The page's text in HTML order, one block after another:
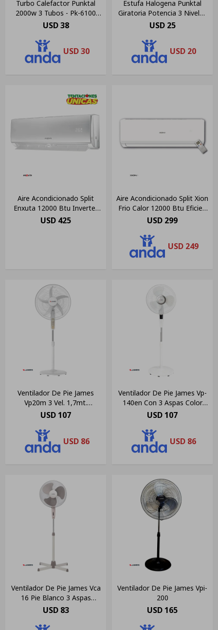
Turbo Calefactor Punktal
2000w 3 Tubos - Pk-6100
Negro Negro
USD 38
USD30
Estufa Halogena Punktal
Giratoria Potencia 3 Niveles
222 Dim Color Gris
USD 25
USD 20
Aire Acondicionado Split
Enxuta 12000 Btu Inverter
Frío Calor Blanco
USD 425
Aire Acondicionado Split Xion
Frio Calor 12000 Btu Eficien
A Color Blanco
USD 299
USD 249
Ventilador De Pie James
Vp20m 3 Vel. 1,7mt.
Cantidad De Aspas 5
USD 107
USD 86
Ventilador De Pie James Vp-
140en Con 3 Aspas Color
Blanco, 40.64cm De
USD 107
USD 86
Ventilador De Pie James Vca
16 Pie Blanco 3 Aspas
Diámetro 40 Cm Material
USD 83
Ventilador De Pie James Vpi-
200
USD 165